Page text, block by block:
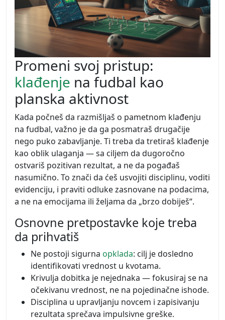
Promeni svoj pristup:
klađenje na fudbal kao
planska aktivnost
Kada počneš da razmišljaš o pametnom klađenju
na fudbal, važno je da ga posmatraš drugačije
nego puko zabavljanje. Ti treba da tretiraš klađenje
kao oblik ulaganja — sa ciljem da dugoročno
ostvariš pozitivan rezultat, a ne da pogađaš
nasumično. To znači da ćeš usvojiti disciplinu, voditi
evidenciju, i praviti odluke zasnovane na podacima,
a ne na emocijama ili željama da „brzo dobiješ“.
Osnovne pretpostavke koje treba
da prihvatiš
Ne postoji sigurna opklada: cilj je dosledno
identifikovati vrednost u kvotama.
Krivulja dobitka je nejednaka — fokusiraj se na
očekivanu vrednost, ne na pojedinačne ishode.
Disciplina u upravljanju novcem i zapisivanju
rezultata sprečava impulsivne greške.